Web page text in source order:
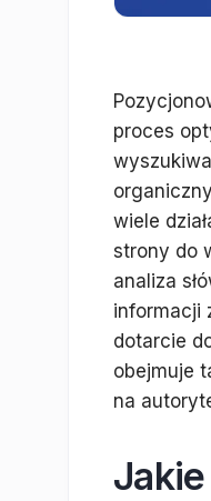
proces
wiele
strony do
analiza
informacji
dotarcie
obejmuje
na